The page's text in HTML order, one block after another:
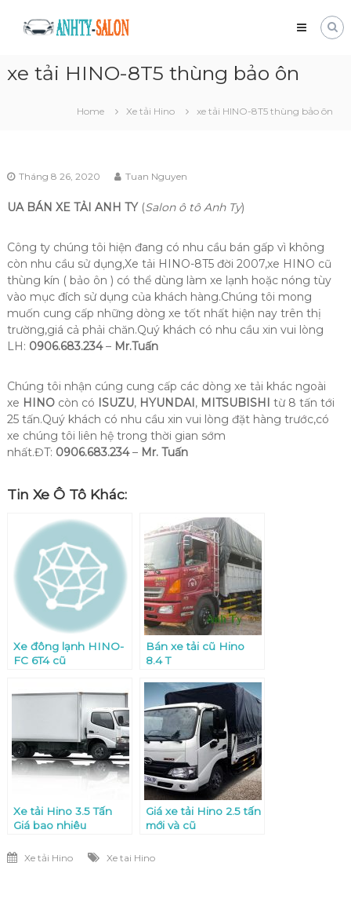
content
Mua
bán
tải
xe tải HINO-8T5 thùng bảo ôn
Home Xe tải Hino xe tải HINO-8T5 thùng bảo ôn
Tháng 8 26, 2020 Tuan Nguyen
UA BÁN XE TẢI ANH TY(Salon ô tô Anh Ty)
Công ty chúng tôi hiện đang có nhu cầu bán gấp vì không
còn nhu cầu sử dụng,Xe tải HINO-8T5 đời 2007,xe HINO cũ
thùng kín ( bảo ôn ) có thể dùng làm xe lạnh hoặc nóng tùy
vào mục đích sử dụng của khách hàng.Chúng tôi mong
muốn cung cấp những dòng xe tốt nhất hiện nay trên thị
trường,giá cả phải chăn.Quý khách có nhu cầu xin vui lòng
LH: 0906.683.234– Mr.Tuấn
Chúng tôi nhận cúng cung cấp các dòng xe tải khác ngoài
xe HINOcòn có ISUZU,HYUNDAI, MITSUBISHI từ 8 tấn tới
25 tấn.Quý khách có nhu cầu xin vui lòng đặt hàng trước,có
xe chúng tôi liên hệ trong thời gian sớm
nhất.ĐT: 0906.683.234– Mr. Tuấn
Tin Xe Ô Tô Khác:
Xe đông lạnh HINO-
FC 6T4 cũ
Bán xe tải cũ Hino
8.4 T
Xe tải Hino 3.5 Tấn
Giá bao nhiêu
Giá xe tải Hino 2.5 tấn
mới và cũ
Xe tải Hino Xe tai Hino